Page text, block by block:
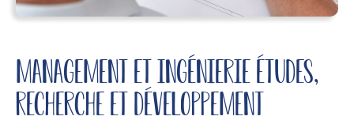
Management et ingénierie études,
recherche et développement